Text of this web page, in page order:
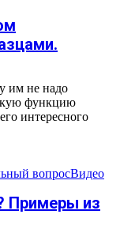
им не надо
функцию
интересного
вопросВидео
Примеры из